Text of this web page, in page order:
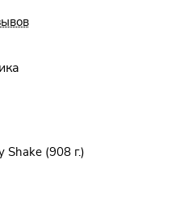
Shake (908 г.)